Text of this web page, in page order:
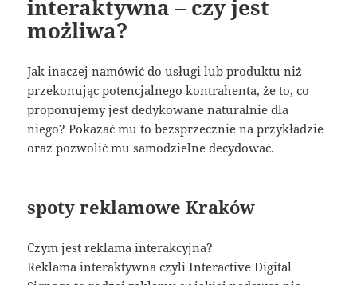
interaktywna – czy jest
możliwa?
Jak inaczej namówić do usługi lub produktu niż
przekonując potencjalnego kontrahenta, że to, co
proponujemy jest dedykowane naturalnie dla
niego? Pokazać mu to bezsprzecznie na przykładzie
oraz pozwolić mu samodzielne decydować.
spoty reklamowe Kraków
Czym jest reklama interakcyjna?
Reklama interaktywna czyli Interactive Digital